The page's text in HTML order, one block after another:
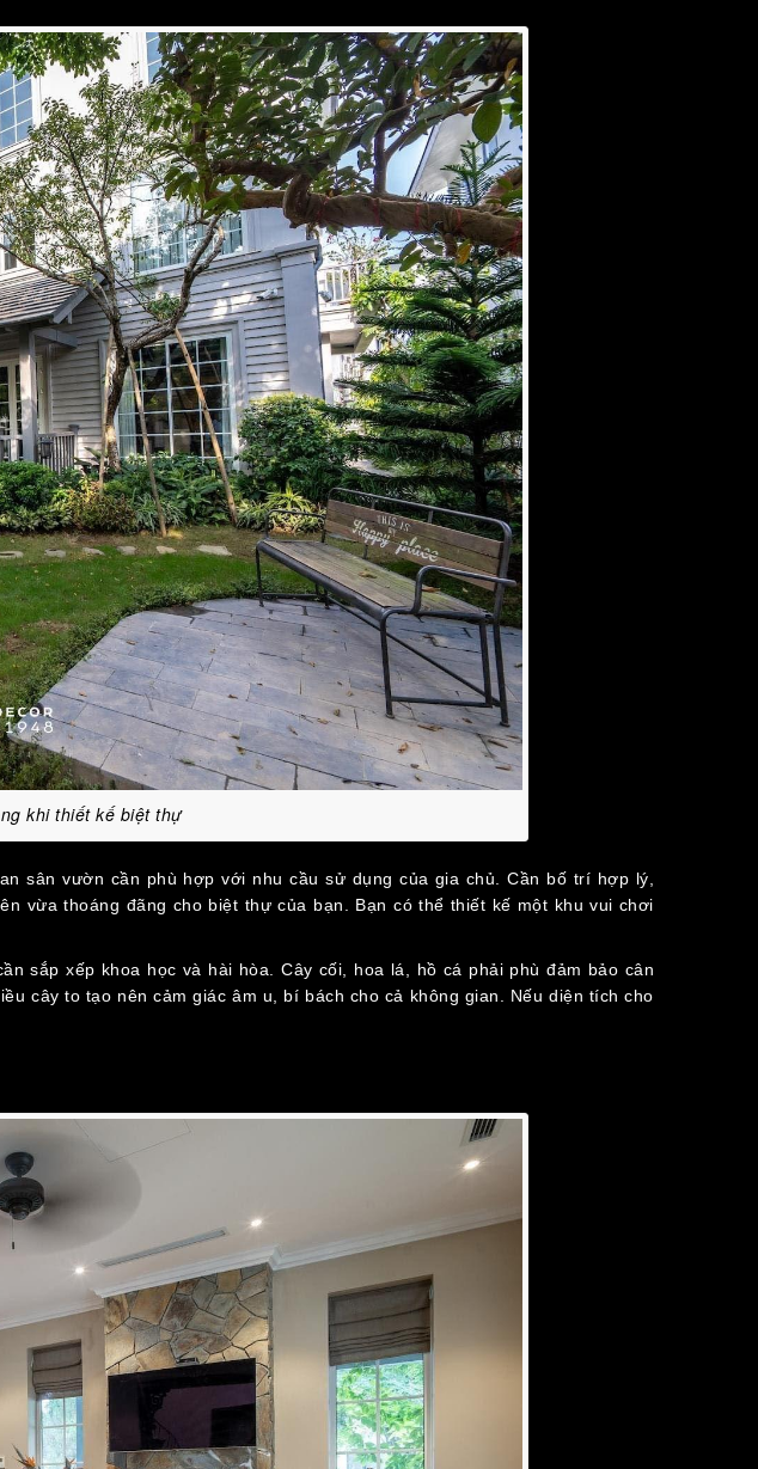
khi thiết kế biệt thự
sân vườn cần phù hợp với nhu cầu sử dụng của gia chủ. Cần bố trí hợp lý,
vừa thoáng đãng cho biệt thự của bạn. Bạn có thể thiết kế một khu vui chơi
sắp xếp khoa học và hài hòa. Cây cối, hoa lá, hồ cá phải phù đảm bảo cân
cây to tạo nên cảm giác âm u, bí bách cho cả không gian. Nếu diện tích cho